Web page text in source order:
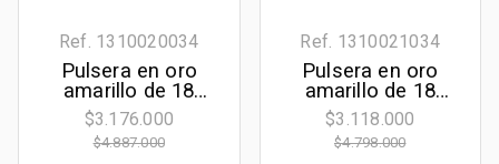
Ref. 1310020034
Pulsera en oro
amarillo de 18
Kilates, 19 cm. de
largo, 4 mm. de
ancho
$3.176.000
$4.887.000
Ref. 1310021034
Pulsera en oro
amarillo de 18
Kilates, 19 cm. de
largo, 3 mm. de
ancho
$3.118.000
$4.798.000